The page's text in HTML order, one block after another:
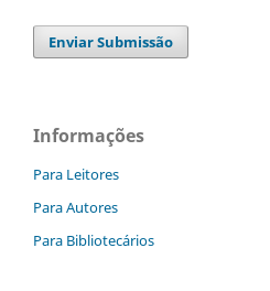
Enviar Submissão
Informações
Para Leitores
Para Autores
Para Bibliotecários